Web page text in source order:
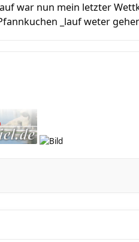
war nun mein letzter
_lauf weter